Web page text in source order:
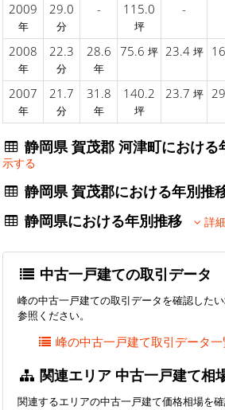
2009
年
29.0
分
- 115.0
坪
-
2008
年
22.3
分
28.6
年
75.6 坪 23.4 坪
2007
年
21.7
分
31.8
年
140.2
坪
23.7 坪
静岡県 賀茂郡 河津町におけ
示する
静岡県 賀茂郡における年別
静岡県における年別推移 詳
中古一戸建ての取引データ
峰の中古一戸建ての取引データを確認した
参照ください。
峰の中古一戸建て取引データ
関連エリア 中古一戸建て相
関連するエリアの中古一戸建て価格相場を